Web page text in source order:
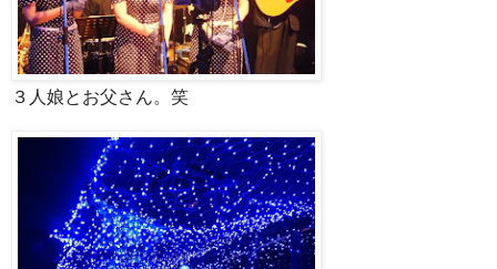
３人娘とお父さん。笑